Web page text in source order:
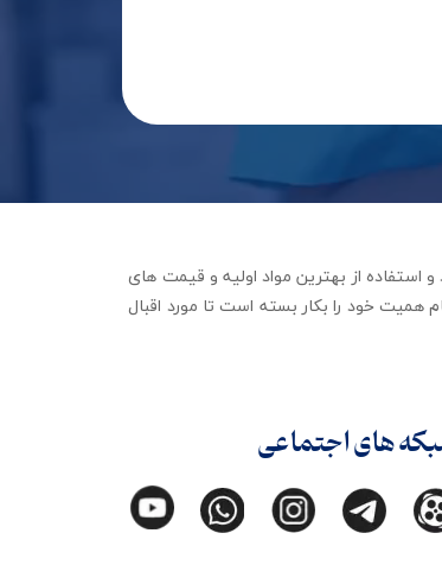
تکیه بر کادر فنی خود و استفاده از بهترین مواد اولیه و قیمت های
همیت خود را بکار بسته است تا مورد اقبال
های اجتماعی